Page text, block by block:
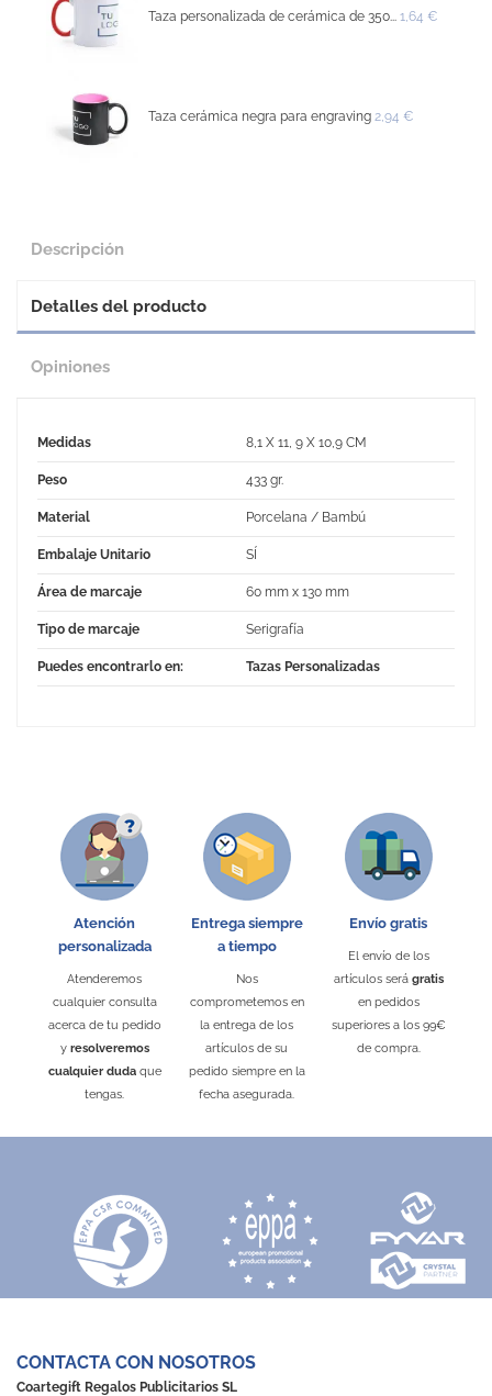
Taza personalizada de cerámica de 350... 1,64 €
Taza cerámica negra para engraving 2,94 €
Descripción
Detalles del producto
Opiniones
Medidas 8,1 X 11, 9 X 10,9 CM
Peso 433 gr.
Material Porcelana / Bambú
Embalaje Unitario SÍ
Área de marcaje 60 mm x 130 mm
Tipo de marcaje Serigrafía
Puedes encontrarlo en: Tazas Personalizadas
Atención
personalizada
Atenderemos
cualquier consulta
acerca de tu pedido
y resolveremos
cualquier dudaque
tengas.
Entrega siempre
a tiempo
Nos
comprometemos en
la entrega de los
artículos de su
pedido siempre en la
fecha asegurada.
Envío gratis
El envío de los
artículos será gratis
en pedidos
superiores a los 99€
de compra.
CONTACTA CON NOSOTROS
Coartegift Regalos Publicitarios SL